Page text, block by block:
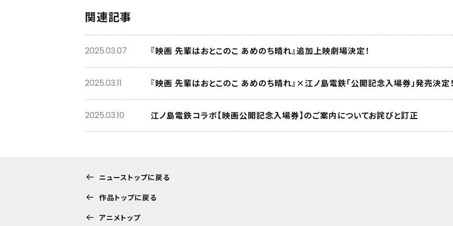
関連記事
『映画 先輩はおとこのこ あめのち晴れ』追加上映劇場決定！
2025.03.07
『映画 先輩はおとこのこ あめのち晴れ』×江ノ島電鉄「公開記念入場券」発売決定
2025.03.11
江ノ島電鉄コラボ【映画公開記念入場券】のご案内についてお詫びと訂正
2025.03.10
ニューストップに戻る
作品トップに戻る
アニメトップ